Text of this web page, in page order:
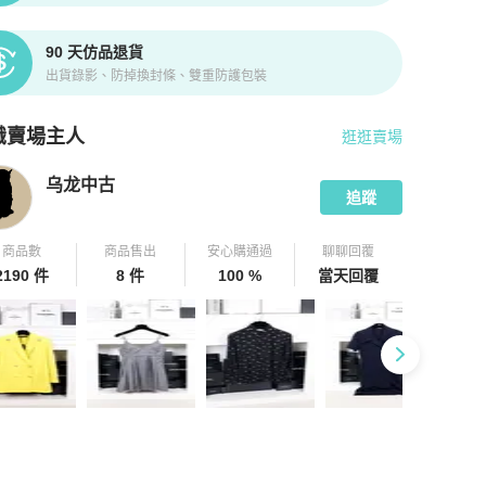
90 天仿品退貨
出貨錄影、防掉換封條、雙重防護包裝
賣場主人
拍拍圈嚴選賣家
逛逛賣場
乌龙中古
追蹤
商品數
件
商品售出
8 件
安心購通過
100 %
聊聊回覆
當天回覆